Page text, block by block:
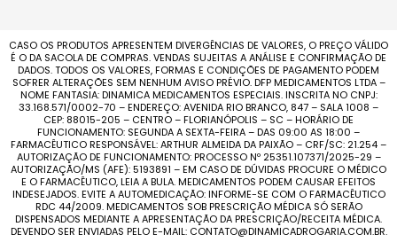
CASO OS PRODUTOS APRESENTEM DIVERGÊNCIAS DE VALORES, O PREÇO VÁLIDO
É O DA SACOLA DE COMPRAS. VENDAS SUJEITAS A ANÁLISE E CONFIRMAÇÃO DE
DADOS. TODOS OS VALORES, FORMAS E CONDIÇÕES DE PAGAMENTO PODEM
SOFRER ALTERAÇÕES SEM NENHUM AVISO PRÉVIO. DFP MEDICAMENTOS LTDA –
NOME FANTASIA: DINAMICA MEDICAMENTOS ESPECIAIS. INSCRITA NO CNPJ:
33.168.571/0002-70 – ENDEREÇO: AVENIDA RIO BRANCO, 847 – SALA 1008 –
CEP: 88015-205 – CENTRO – FLORIANÓPOLIS – SC – HORÁRIO DE
FUNCIONAMENTO: SEGUNDA A SEXTA-FEIRA – DAS 09:00 AS 18:00 –
FARMACÊUTICO RESPONSÁVEL: ARTHUR ALMEIDA DA PAIXÃO – CRF/SC: 21.254 –
AUTORIZAÇÃO DE FUNCIONAMENTO: PROCESSO Nº 25351.107371/2025-29 –
AUTORIZAÇÃO/MS (AFE): 5193891 – EM CASO DE DÚVIDAS PROCURE O MÉDICO
E O FARMACÊUTICO, LEIA A BULA. MEDICAMENTOS PODEM CAUSAR EFEITOS
INDESEJADOS. EVITE A AUTOMEDICAÇÃO: INFORME-SE COM O FARMACÊUTICO
RDC 44/2009. MEDICAMENTOS SOB PRESCRIÇÃO MÉDICA SÓ SERÃO
DISPENSADOS MEDIANTE A APRESENTAÇÃO DA PRESCRIÇÃO/RECEITA MÉDICA.
DEVENDO SER ENVIADAS PELO E-MAIL: CONTATO@DINAMICADROGARIA.COM.BR.